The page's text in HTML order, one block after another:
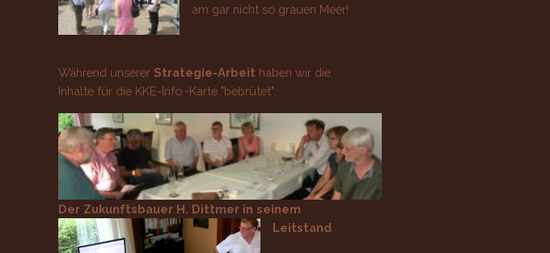
am gar nicht so grauen Meer!
Während unserer Strategie-Arbeit haben wir die
Inhalte für die KKE-Info.-Karte "bebrütet":
Der Zukunftsbauer H. Dittmer in seinem
Leitstand